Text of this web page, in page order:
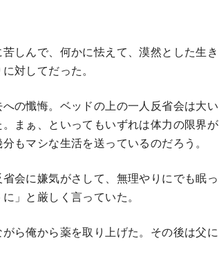
しんで、何かに怯えて、漠然とした生き
対してだった。
の懺悔。ベッドの上の一人反省会は大い
まぁ、といってもいずれは体力の限界が
もマシな生活を送っているのだろう。
会に嫌気がさして、無理やりにでも眠っ
」と厳しく言っていた。
ら俺から薬を取り上げた。その後は父に